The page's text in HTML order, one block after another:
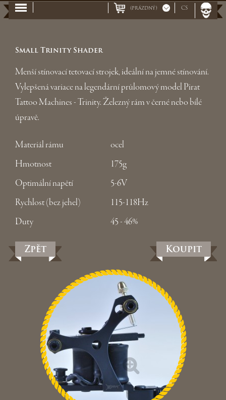
Small Trinity Shader
Menší stínovací tetovací strojek, ideální na jemné stínování.
Vylepšená variace na legendární průlomový model Pirat
Tattoo Machines - Trinity. Železný rám v černé nebo bílé
úpravě.
Materiál rámu
ocel
Hmotnost
175g
Optimální napětí
5-6V
Rychlost (bez jehel)
115-118Hz
Duty
45 - 46%
Zpět Koupit
CS
(prázdný)